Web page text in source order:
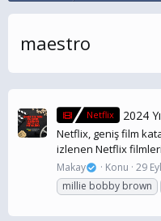
maestro
Netflix 2024
Netflix, geniş film
izlenen Netflix
Makay Konu 29
millie bobby brown